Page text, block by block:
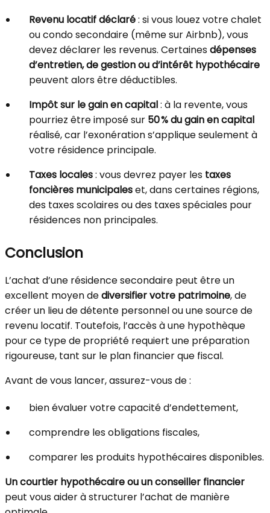
Revenu locatif déclaré: si vous louez votre chalet
ou condo secondaire (même sur Airbnb), vous
devez déclarer les revenus. Certainesdépenses
d’entretien, de gestion ou d’intérêt hypothécaire
peuvent alors être déductibles.
Impôt sur le gain en capital: à la revente, vous
pourriez être imposé sur 50 % du gain en capital
réalisé, car l’exonération s’applique seulement à
votre résidence principale.
Taxes locales: vous devrez payer les taxes
foncières municipaleset, dans certaines régions,
des taxes scolaires ou des taxes spéciales pour
résidences non principales.
Conclusion
L’achat d’une résidence secondaire peut être un
excellent moyen dediversifier votre patrimoine, de
créer un lieu de détente personnel ou une source de
revenu locatif. Toutefois, l’accès à une hypothèque
pour ce type de propriété requiert une préparation
rigoureuse, tant sur le plan financier que fiscal.
Avant de vous lancer, assurez-vous de :
bien évaluer votre capacité d’endettement,
comprendre les obligations fiscales,
comparer les produits hypothécaires disponibles.
Un courtier hypothécaire ou un conseiller financier
peut vous aider à structurer l’achat de manière